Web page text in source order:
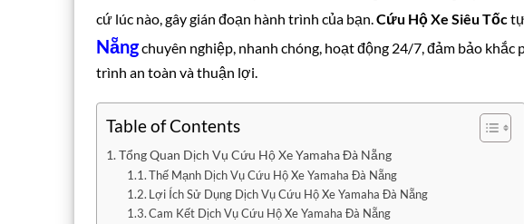
cứ lúc nào, gây gián đoạn hành trình của bạn.Cứu Hộ Xe Siêu Tốc
Nẵngchuyên nghiệp, nhanh chóng, hoạt động 24/7, đảm bảo khắc
trình an toàn và thuận lợi.
Table of Contents
Tổng Quan Dịch Vụ Cứu Hộ Xe Yamaha Đà Nẵng
Thế Mạnh Dịch Vụ Cứu Hộ Xe Yamaha Đà Nẵng
Lợi Ích Sử Dụng Dịch Vụ Cứu Hộ Xe Yamaha Đà Nẵng
Cam Kết Dịch Vụ Cứu Hộ Xe Yamaha Đà Nẵng